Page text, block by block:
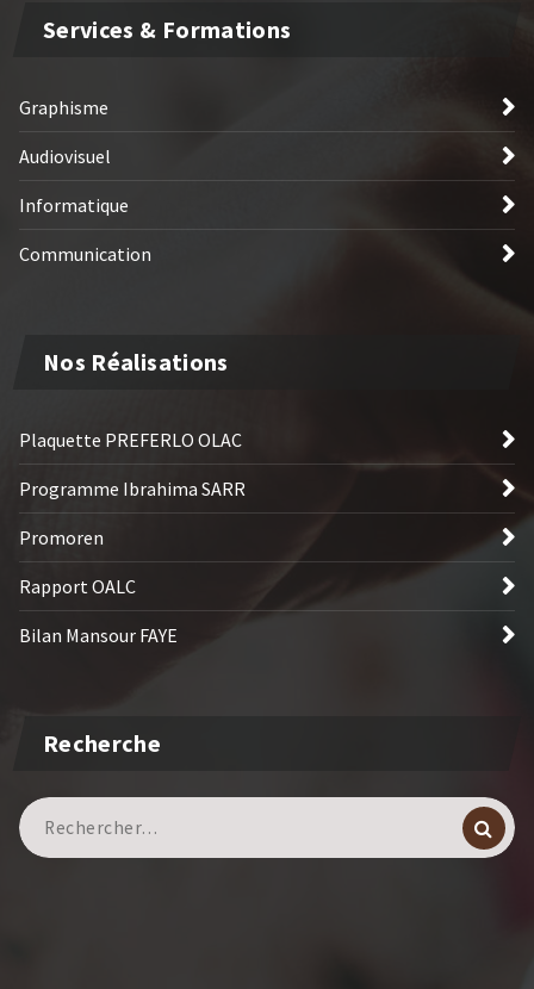
Services & Formations
Graphisme
Audiovisuel
Informatique
Communication
Nos Réalisations
Plaquette PREFERLO OLAC
Programme Ibrahima SARR
Promoren
Rapport OALC
Bilan Mansour FAYE
Recherche
Recherche
pour :